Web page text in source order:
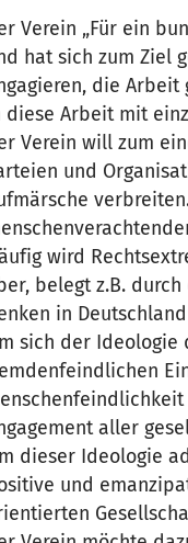
Verein „Für ein
hat sich zum Ziel
die Arbeit
diese Arbeit mit
Verein will zum
und
wird
belegt z.B.
in
sich der Ideologie
aller
dieser Ideologie
und